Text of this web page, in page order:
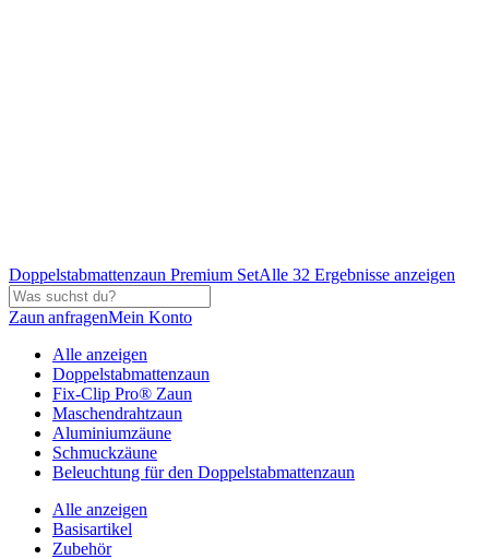
Doppelstabmattenzaun Premium SetAlle 32 Ergebnisse anzeigen
Zaun anfragenMein Konto
Alle anzeigen
Doppelstabmattenzaun
Fix-Clip Pro® Zaun
Maschendrahtzaun
Aluminiumzäune
Schmuckzäune
Beleuchtung für den Doppelstabmattenzaun
Alle anzeigen
Basisartikel
Zubehör